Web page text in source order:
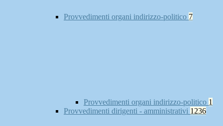
Provvedimenti organi indirizzo-politico 7
Provvedimenti organi indirizzo-politico 1
Provvedimenti dirigenti - amministrativi 1236